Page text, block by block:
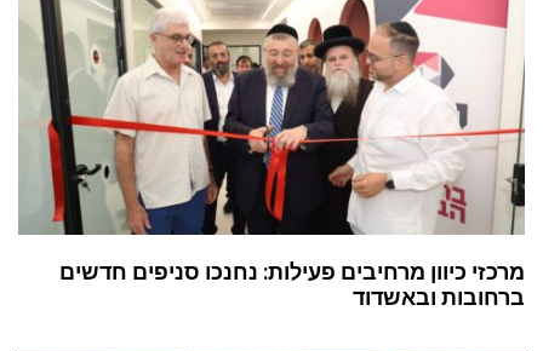
מרכזי כיוון מרחיבים פעילות: נחנכו סניפים חדשים
ברחובות ובאשדוד